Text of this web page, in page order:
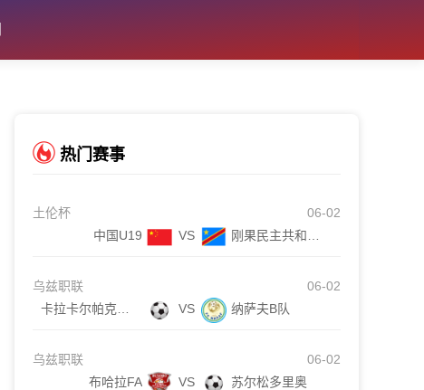
热门赛事
土伦杯
06-02
中国U19
VS
乌兹职联
06-02
VS 纳萨夫B队
乌兹职联
06-02
布哈拉FA
VS 苏尔松多里奥